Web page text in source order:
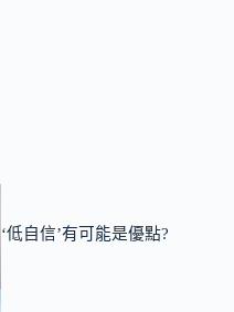
‘低自信’有可能是優點?